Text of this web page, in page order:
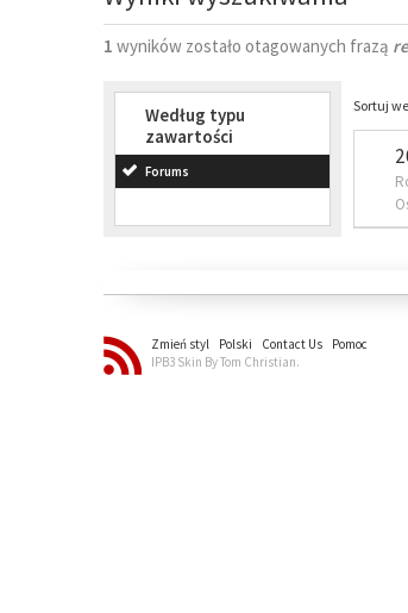
1 wyników zostało otagowanych frazą
Według typu
zawartości
Forums
Sortuj
Zmień styl Polski Contact Us
Pomoc
IPB3 Skin By Tom Christian.